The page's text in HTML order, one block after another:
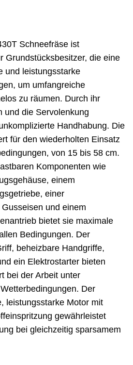
Schneefräse ist
Grundstücksbesitzer, die eine
und leistungsstarke
um umfangreiche
zu räumen. Durch ihr
und die Servolenkung
Handhabung. Die
für den wiederholten Einsatz
von 15 bis 58 cm.
Komponenten wie
einem
einer
und einem
bietet sie maximale
Bedingungen. Der
beheizbare Handgriffe,
ein Elektrostarter bieten
bei der Arbeit unter
Der
leistungsstarke Motor mit
gewährleistet
bei gleichzeitig sparsamem